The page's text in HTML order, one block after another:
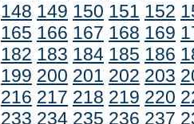
148 149 150 151 152
165 166 167 168 169
182 183 184 185 186
199 200 201 202 203
216 217 218 219 220
233 234 235 236 237